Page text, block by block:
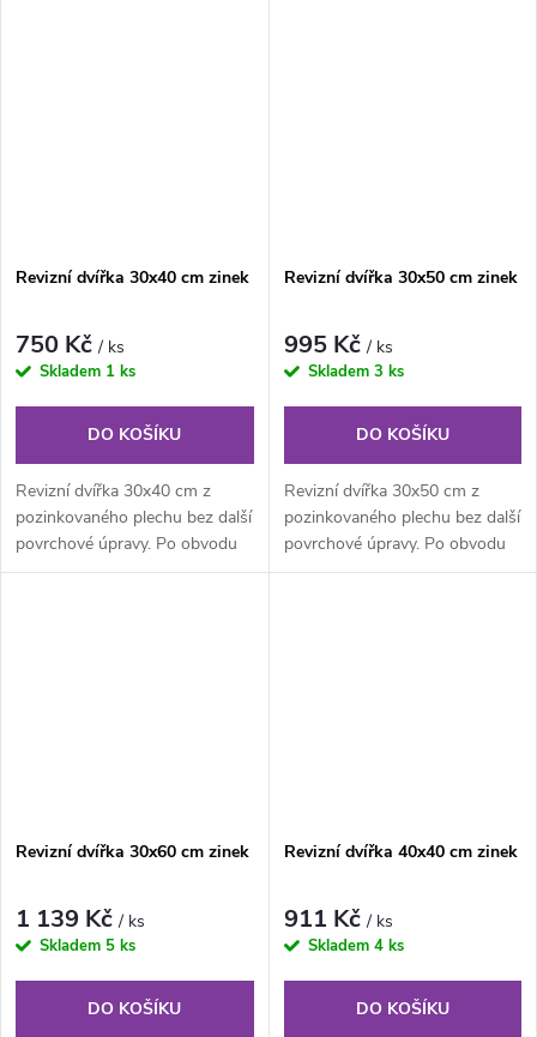
Revizní dvířka 30x40 cm zinek
750 Kč/ ks
Skladem 1 ks
DO KOŠÍKU
Revizní dvířka 30x40 cm z
pozinkovaného plechu bez další
povrchové úpravy. Po obvodu
rámu jsou z vnitřní části...
Revizní dvířka 30x50 cm zinek
995 Kč/ ks
Skladem 3 ks
DO KOŠÍKU
Revizní dvířka 30x50 cm z
pozinkovaného plechu bez další
povrchové úpravy. Po obvodu
rámu jsou z vnitřní části...
Revizní dvířka 30x60 cm zinek
1 139 Kč/ ks
Skladem 5 ks
DO KOŠÍKU
Revizní dvířka 40x40 cm zinek
911 Kč/ ks
Skladem 4 ks
DO KOŠÍKU